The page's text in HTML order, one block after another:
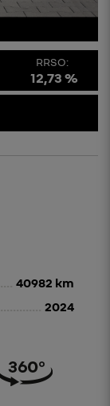
RRSO:
12,73 %
40982 km
2024